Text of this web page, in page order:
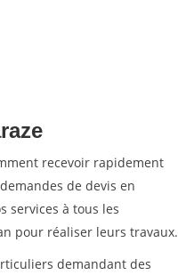
recevoir rapidement
de devis en
services à tous les
pour réaliser leurs travaux.
demandant des